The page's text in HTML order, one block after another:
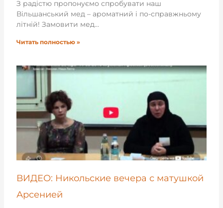
З радістю пропонуємо спробувати наш
Вільшанський мед – ароматний і по-справжньому
літній! Замовити мед…
Читать полностью »
ВИДЕО: Никольские вечера с матушкой
Арсенией